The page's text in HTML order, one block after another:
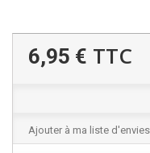
6,95 € TTC
Ajouter à ma liste d'envies